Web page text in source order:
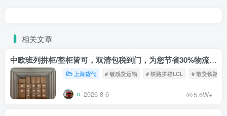
相关文章
中欧班列拼柜/整柜皆可，双清包税到门，为您节省30%物流成本！
上海货代 # 敏感货运输 # 铁路拼箱LCL # 散货铁路
2026-8-6 5.6W+